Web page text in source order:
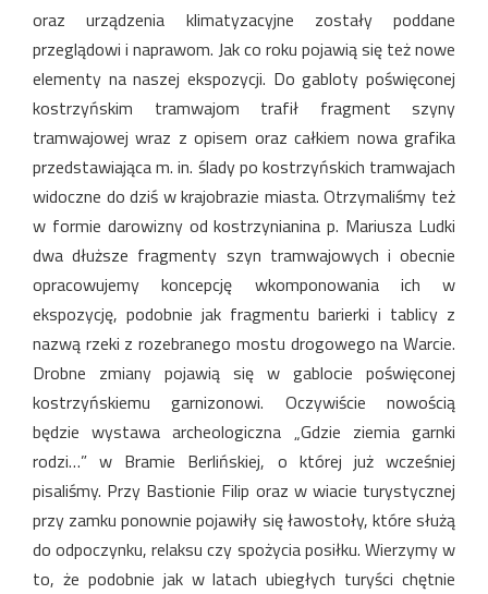
oraz urządzenia klimatyzacyjne zostały poddane
przeglądowi i naprawom. Jak co roku pojawią się też nowe
elementy na naszej ekspozycji. Do gabloty poświęconej
kostrzyńskim tramwajom trafił fragment szyny
tramwajowej wraz z opisem oraz całkiem nowa grafika
przedstawiająca m. in. ślady po kostrzyńskich tramwajach
widoczne do dziś w krajobrazie miasta. Otrzymaliśmy też
w formie darowizny od kostrzynianina p. Mariusza Ludki
dwa dłuższe fragmenty szyn tramwajowych i obecnie
opracowujemy koncepcję wkomponowania ich w
ekspozycję, podobnie jak fragmentu barierki i tablicy z
nazwą rzeki z rozebranego mostu drogowego na Warcie.
Drobne zmiany pojawią się w gablocie poświęconej
kostrzyńskiemu garnizonowi. Oczywiście nowością
będzie wystawa archeologiczna „Gdzie ziemia garnki
rodzi…” w Bramie Berlińskiej, o której już wcześniej
pisaliśmy. Przy Bastionie Filip oraz w wiacie turystycznej
przy zamku ponownie pojawiły się ławostoły, które służą
do odpoczynku, relaksu czy spożycia posiłku. Wierzymy w
to, że podobnie jak w latach ubiegłych turyści chętnie